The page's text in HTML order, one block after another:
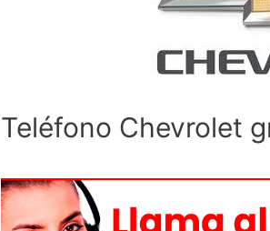
Teléfono Chevrolet